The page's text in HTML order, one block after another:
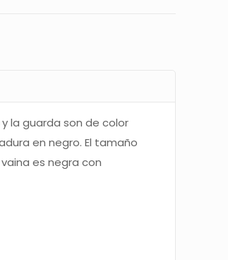
y la guarda son de color
en negro. El tamaño
es negra con